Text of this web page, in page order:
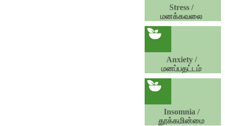
Stress /
மனக்கவலை
Anxiety /
மனப்பதட்டம்
Insomnia /
தூக்கமின்மை